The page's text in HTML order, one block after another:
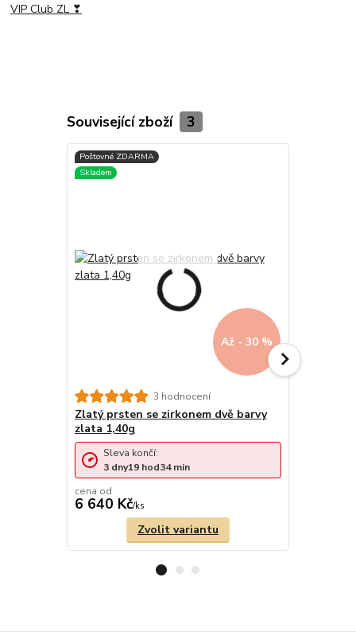
VIP Club ZL ❣
Související zboží 3
Až - 30 %
3 hodnocení
Zlatý prsten se zirkonem dvě barvy
zlata 1,40g
cena od
6 640 Kč/ks
Sleva končí:
3 dny19 hod34min
Zvolit variantu